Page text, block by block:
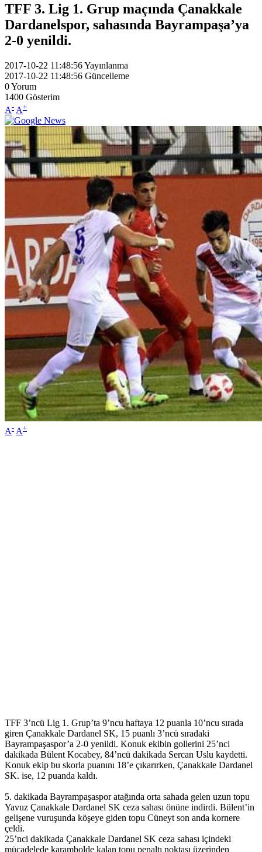
TFF 3. Lig 1. Grup maçında Çanakkale
Dardanelspor, sahasında Bayrampaşa’ya
2-0 yenildi.
2017-10-22 11:48:56Yayınlanma
2017-10-22 11:48:56 Güncelleme
0Yorum
1400 Gösterim
A- A+
A- A+
TFF 3’ncü Lig 1. Grup’ta 9’ncu haftaya 12 puanla 10’ncu sırada
giren Çanakkale Dardanel SK, 15 puanlı 3’ncü sıradaki
Bayrampaşaspor’a 2-0 yenildi. Konuk ekibin gollerini 25’nci
dakikada Bülent Kocabey, 84’ncü dakikada Sercan Uslu kaydetti.
Konuk ekip bu skorla puanını 18’e çıkarırken, Çanakkale Dardanel
SK. ise, 12 puanda kaldı.
5. dakikada Bayrampaşaspor atağında orta sahada gelen uzun topu
Yavuz Çanakkale Dardanel SK ceza sahası önüne indirdi. Bülent’in
gelişene vuruşunda köşeye giden topu Cüneyt son anda kornere
çeldi.
25’nci dakikada Çanakkale Dardanel SK ceza sahası içindeki
mücadelede karambolde kalan topu penaltı noktası üzerinden